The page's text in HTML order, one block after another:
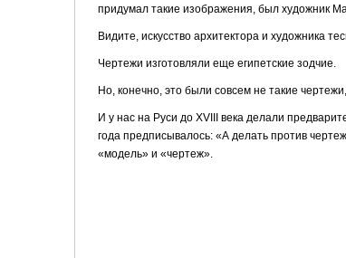
придумал такие изображения, был художник
Видите, искусство архитектора и художника
Чертежи изготовляли еще египетские зодчие.
Но, конечно, это были совсем не такие
И у нас на Руси до XVIII века делали
года предписывалось: «А делать против
«модель» и «чертеж».